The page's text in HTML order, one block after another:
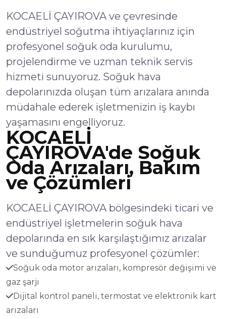
KOCAELİ ÇAYIROVA ve çevresinde
endüstriyel soğutma ihtiyaçlarınız için
profesyonel soğuk oda kurulumu,
projelendirme ve uzman teknik servis
hizmeti sunuyoruz. Soğuk hava
depolarınızda oluşan tüm arızalara anında
müdahale ederek işletmenizin iş kaybı
yaşamasını engelliyoruz.
KOCAELİ
ÇAYIROVA'de Soğuk
Oda Arızaları, Bakım
ve Çözümleri
KOCAELİ ÇAYIROVA bölgesindeki ticari ve
endüstriyel işletmelerin soğuk hava
depolarında en sık karşılaştığımız arızalar
ve sunduğumuz profesyonel çözümler:
Soğuk oda motor arızaları, kompresör değişimi ve
gaz şarjı
Dijital kontrol paneli, termostat ve elektronik kart
arızaları